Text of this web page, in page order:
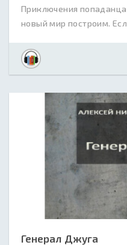
Приключения
новый мир построим.
Генерал Джуга